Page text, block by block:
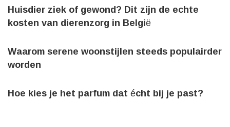
Huisdier ziek of gewond? Dit zijn de echte
kosten van dierenzorg in België
Waarom serene woonstijlen steeds populairder
worden
Hoe kies je het parfum dat écht bij je past?